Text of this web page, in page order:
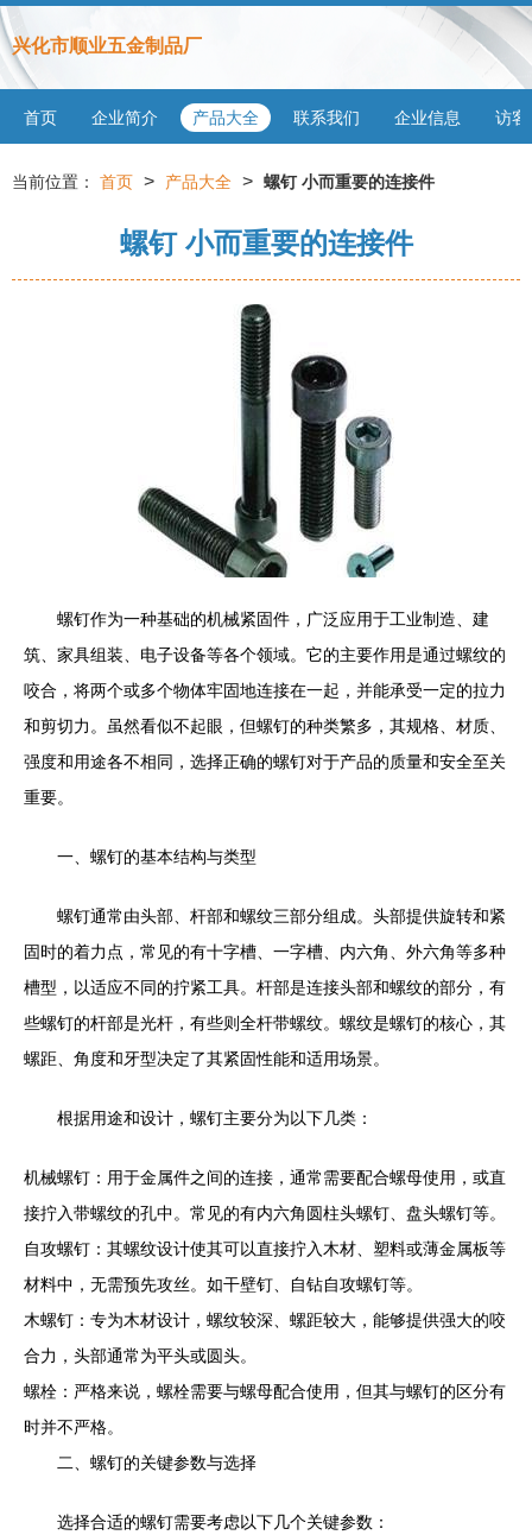
兴化市顺业五金制品厂
首页 企业简介 产品大全 联系我们 企业信息 访客
当前位置： 首页 > 产品大全 > 螺钉 小而重要的连接件
螺钉 小而重要的连接件
螺钉作为一种基础的机械紧固件，广泛应用于工业制造、建
筑、家具组装、电子设备等各个领域。它的主要作用是通过螺纹的
咬合，将两个或多个物体牢固地连接在一起，并能承受一定的拉力
和剪切力。虽然看似不起眼，但螺钉的种类繁多，其规格、材质、
强度和用途各不相同，选择正确的螺钉对于产品的质量和安全至关
重要。
一、螺钉的基本结构与类型
螺钉通常由头部、杆部和螺纹三部分组成。头部提供旋转和紧
固时的着力点，常见的有十字槽、一字槽、内六角、外六角等多种
槽型，以适应不同的拧紧工具。杆部是连接头部和螺纹的部分，有
些螺钉的杆部是光杆，有些则全杆带螺纹。螺纹是螺钉的核心，其
螺距、角度和牙型决定了其紧固性能和适用场景。
根据用途和设计，螺钉主要分为以下几类：
机械螺钉：用于金属件之间的连接，通常需要配合螺母使用，或直
接拧入带螺纹的孔中。常见的有内六角圆柱头螺钉、盘头螺钉等。
自攻螺钉：其螺纹设计使其可以直接拧入木材、塑料或薄金属板等
材料中，无需预先攻丝。如干壁钉、自钻自攻螺钉等。
木螺钉：专为木材设计，螺纹较深、螺距较大，能够提供强大的咬
合力，头部通常为平头或圆头。
螺栓：严格来说，螺栓需要与螺母配合使用，但其与螺钉的区分有
时并不严格。
二、螺钉的关键参数与选择
选择合适的螺钉需要考虑以下几个关键参数：